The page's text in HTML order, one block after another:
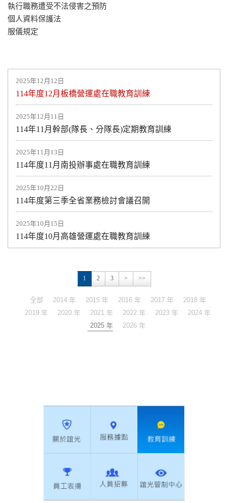
2025年12月12日
114年度12月板橋營運處在職教育訓練
2025年12月11日
114年11月幹部(隊長、分隊長)定期教育訓練
2025年11月13日
114年度11月南投辦事處在職教育訓練
2025年10月22日
114年度第三季全省業務檢討會議召開
2025年10月15日
114年度10月高雄營運處在職教育訓練
1 2 3 > >>
全部 2014 年 2015 年 2016 年 2017 年
2018 年
2019 年
2020 年 2021 年 2022 年 2023 年
2024 年
2025 年
2026 年
執行職務遭受不法侵害之預防
個人資料保護法
服儀規定